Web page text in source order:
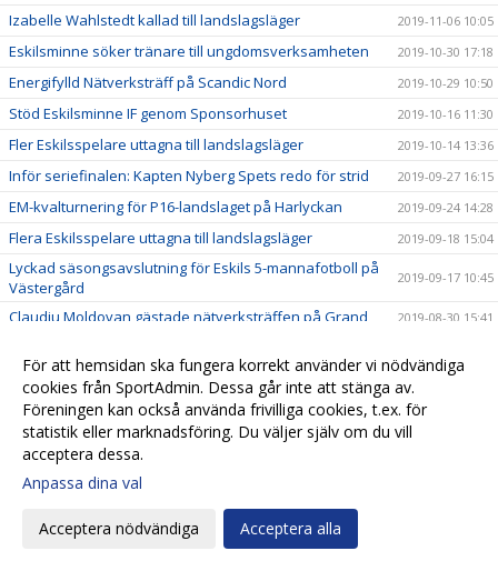
Izabelle Wahlstedt kallad till landslagsläger 2019-11-06 10:05
Eskilsminne söker tränare till ungdomsverksamheten 2019-10-30 17:18
Energifylld Nätverksträff på Scandic Nord 2019-10-29 10:50
Stöd Eskilsminne IF genom Sponsorhuset 2019-10-16 11:30
Fler Eskilsspelare uttagna till landslagsläger 2019-10-14 13:36
Inför seriefinalen: Kapten Nyberg Spets redo för strid 2019-09-27 16:15
EM-kvalturnering för P16-landslaget på Harlyckan 2019-09-24 14:28
Flera Eskilsspelare uttagna till landslagsläger 2019-09-18 15:04
Lyckad säsongsavslutning för Eskils 5-mannafotboll på
Västergård
2019-09-17 10:45
Claudiu Moldovan gästade nätverksträffen på Grand 2019-08-30 15:41
Eskilscupen är invigd och i full gång! 2019-08-02 16:54
Fotbollsskolan startar upp efter sommaruppehåll! 2019-07-22 01:33
Eskilscupen lottades 2019-06-28 16:45
150 Eskilsspelare deltar i årets Sommarfotbollsskola
För att hemsidan ska fungera korrekt använder vi nödvändiga
cookies från SportAdmin. Dessa går inte att stänga av.
Föreningen kan också använda frivilliga cookies, t.ex. för
statistik eller marknadsföring. Du väljer själv om du vill
acceptera dessa.
Anpassa dina val
Acceptera nödvändiga Acceptera alla